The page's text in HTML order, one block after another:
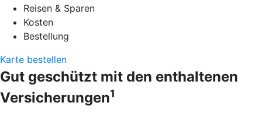
Reisen & Sparen
Kosten
Bestellung
Karte bestellen
Gut geschützt mit den enthaltenen
Versicherungen1